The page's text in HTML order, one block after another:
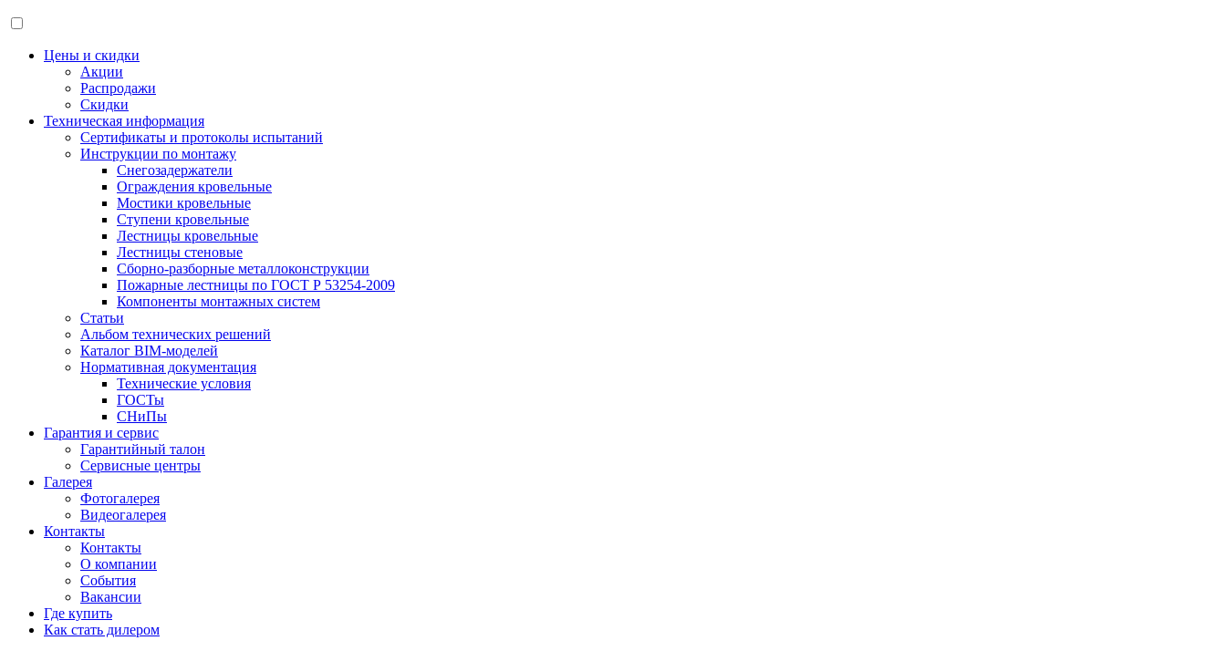
Цены и скидки
Акции
Распродажи
Скидки
Техническая информация
Сертификаты и протоколы испытаний
Инструкции по монтажу
Снегозадержатели
Ограждения кровельные
Мостики кровельные
Ступени кровельные
Лестницы кровельные
Лестницы стеновые
Сборно-разборные металлоконструкции
Пожарные лестницы по ГОСТ Р 53254-2009
Компоненты монтажных систем
Статьи
Альбом технических решений
Каталог BIM-моделей
Нормативная документация
Технические условия
ГОСТы
СНиПы
Гарантия и сервис
Гарантийный талон
Сервисные центры
Галерея
Фотогалерея
Видеогалерея
Контакты
Контакты
О компании
События
Вакансии
Где купить
Как стать дилером